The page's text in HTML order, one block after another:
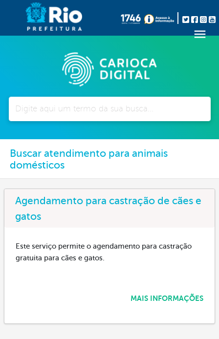
Buscar atendimento para animais
domésticos
Agendamento para castração de cães e
gatos
Este serviço permite o agendamento para castração
gratuita para cães e gatos.
MAIS INFORMAÇÕES